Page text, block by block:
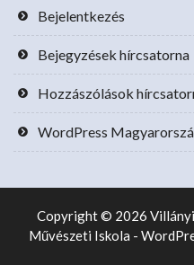
Bejelentkezés
Bejegyzések hírcsatorna
Hozzászólások
WordPress
Copyright © 2026
Művészeti Iskola -